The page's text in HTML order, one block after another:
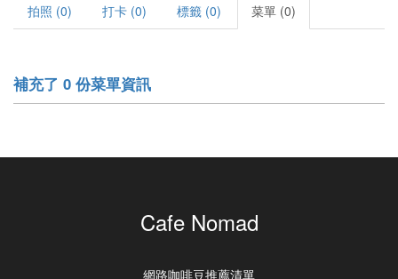
拍照 (0) 打卡 (0) 標籤 (0) 菜單 (0)
補充了 0 份菜單資訊
Cafe Nomad
網路咖啡豆推薦清單